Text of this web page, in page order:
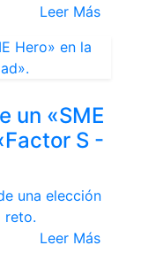
Leer Más
un «SME
S -
una elección
reto.
Leer Más